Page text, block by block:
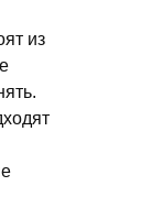
из